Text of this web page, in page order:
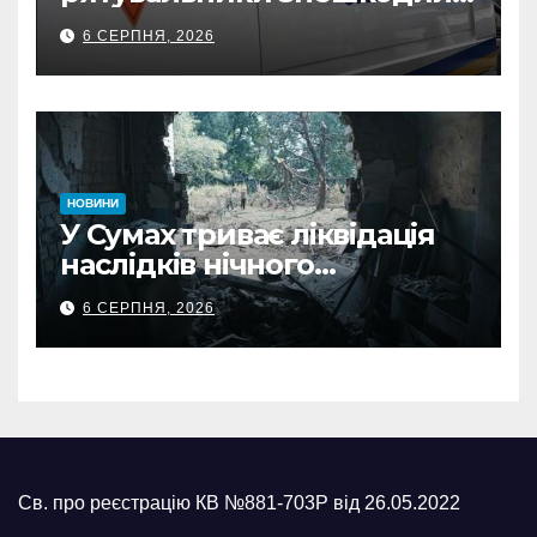
500-кілограмову авіабомбу
росіян
6 СЕРПНЯ, 2026
НОВИНИ
У Сумах триває ліквідація
наслідків нічного
масованого удару КАБами
6 СЕРПНЯ, 2026
Св. про реєстрацію КВ №881-703Р від 26.05.2022